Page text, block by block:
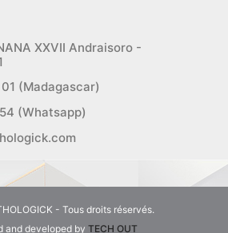
XXVII Andraisoro -
(Madagascar)
(Whatsapp)
- Tous droits réservés.
and developed by TECH OUT